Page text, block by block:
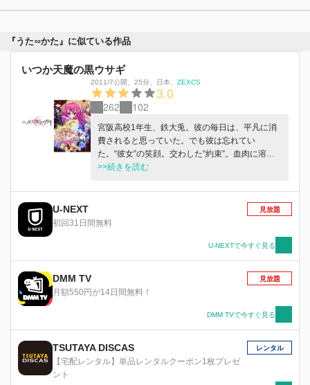
『うた∽かた』に似ている作品
いつか天魔の黒ウサギ
2011/7公開 25分 日本 ZEXCS
3.0
262 102
宮阪高校1年生、鉄大兎。彼の毎日は、平凡に消
費されると思っていた。でも彼は忘れてい
た。“彼女”の笑顔。交わした“約束”。血肉に溶け
た“呪い”。｢私の毒をあなたに入れる。決して離れ
し、平凡に堕ちている間、ヒメアを巡るいくつも
の陰謀が蠢いていた。“15分に7回”。大兎がヒメ
アとの“約束”を思い出したその時、平凡だった彼
の“約束”を、もう二度と違えないために、大兎は
想像を絶する戦いに足を踏み入れていく!
>>続きを読む
U-NEXT
初回31日間無料
見放題
U-NEXTで今すぐ見る
DMM TV
月額550円が14日間無料！
見放題
DMM TVで今すぐ見る
TSUTAYA DISCAS
【宅配レンタル】単品レンタルクーポン1枚プレゼ
ント
レンタル